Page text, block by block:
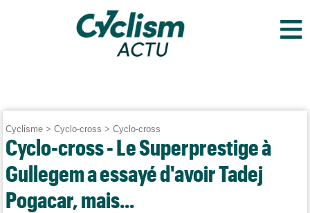
≡
Cyclisme >Cyclo-cross >Cyclo-cross
Cyclo-cross - Le Superprestige à
Gullegem a essayé d'avoir Tadej
Pogacar, mais...